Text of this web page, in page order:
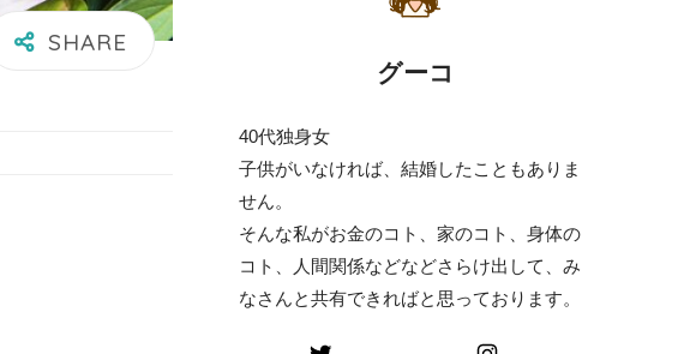
グーコ
40代独身女
子供がいなければ、結婚したこともありま
せん。
そんな私がお金のコト、家のコト、身体の
コト、人間関係などなどさらけ出して、み
なさんと共有できればと思っております。